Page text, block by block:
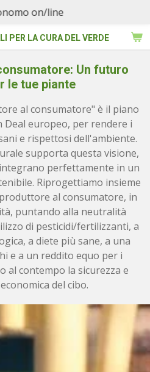
PER LA CURA DEL VERDE
Sicuri
Un futuro
le tue piante
al consumatore" è il piano
Deal europeo, per rendere i
e rispettosi dell'ambiente.
supporta questa visione,
perfettamente in un
Riprogettiamo insieme
al consumatore, in
puntando alla neutralità
di pesticidi/fertilizzanti, a
a diete più sane, a una
e a un reddito equo per i
al contempo la sicurezza e
del cibo.